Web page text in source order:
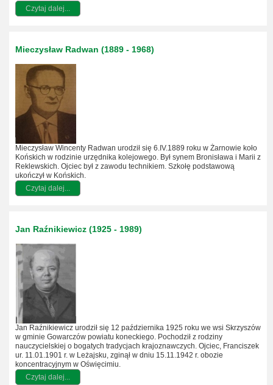
Czytaj dalej...
Mieczysław Radwan (1889 - 1968)
Mieczysław Wincenty Radwan urodził się 6.IV.1889 roku w Żarnowie koło
Końskich w rodzinie urzędnika kolejowego. Był synem Bronisława i Marii z
Reklewskich. Ojciec był z zawodu technikiem. Szkołę podstawową
ukończył w Końskich.
Czytaj dalej...
Jan Raźnikiewicz (1925 - 1989)
Jan Raźnikiewicz urodził się 12 października 1925 roku we wsi Skrzyszów
w gminie Gowarczów powiatu koneckiego. Pochodził z rodziny
nauczycielskiej o bogatych tradycjach krajoznawczych. Ojciec, Franciszek
ur. 11.01.1901 r. w Leżajsku, zginął w dniu 15.11.1942 r. obozie
koncentracyjnym w Oświęcimiu.
Czytaj dalej...